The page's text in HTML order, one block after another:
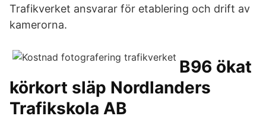
Trafikverket ansvarar för etablering och drift av
kamerorna.
B96 ökat
körkort släp Nordlanders
Trafikskola AB